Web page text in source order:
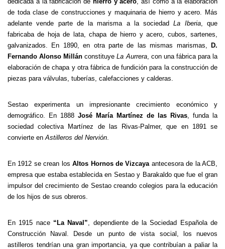
de toda clase de construcciones y maquinaria de hierro y acero. Más
adelante vende parte de la marisma a la sociedadLa Iberia, que
fabricaba de hoja de lata, chapa de hierro y acero, cubos, sartenes,
galvanizados. En 1890, en otra parte de las mismas marismas,
D.
Fernando Alonso Millán constituyeLa Aurrera, con una fábrica para la
elaboración de chapa y otra fábrica de fundición para la construcción de
piezas para válvulas, tuberías, calefacciones y calderas.
Sestao experimenta un impresionante crecimiento económico y
demográfico. En 1888 José María Martínez de las Rivas, funda la
sociedad colectiva Martínez de las Rivas-Palmer, que en 1891 se
convierte enAstilleros del Nervión.
En 1912 se crean losAltos Hornos de Vizcayaantecesora de la ACB,
empresa que estaba establecida en Sestao y Barakaldo que fue el gran
impulsor del crecimiento de Sestao creando colegios para la educación
de los hijos de sus obreros.
En 1915 nace “La Naval”, dependiente de la Sociedad Española de
Construcción Naval. Desde un punto de vista social, los nuevos
astilleros tendrían una gran importancia, ya que contribuían a paliar la